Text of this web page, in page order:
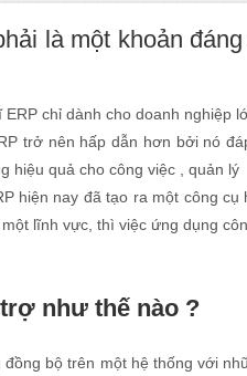
là một khoản
chỉ dành cho doanh nghiệp
trở nên hấp dẫn hơn bởi nó
hiệu quả cho công việc , quản lý
hiện nay đã tạo ra một công
lĩnh vực, thì việc ứng dụng
như thế nào ?
bộ trên một hệ thống với